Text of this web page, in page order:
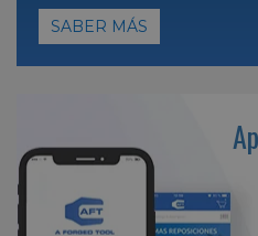
SABER MÁS